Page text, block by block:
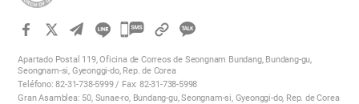
카
톡
Apartado Postal 119, Oficina de Correos de Seongnam Bundang, Bundang-gu,
Seongnam-si, Gyeonggi-do, Rep. de Corea
Teléfono: 82-31-738-5999 / Fax: 82-31-738-5998
Gran Asamblea: 50, Sunae-ro, Bundang-gu, Seongnam-si, Gyeonggi-do, Rep. de Corea